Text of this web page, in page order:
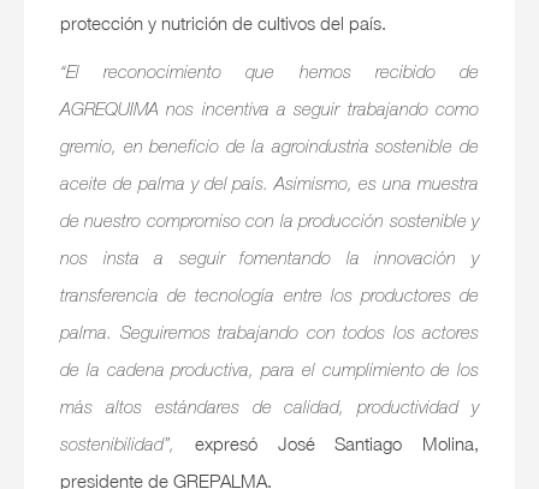
protección y nutrición de cultivos del país.
“El reconocimiento que hemos recibido de
AGREQUIMA nos incentiva a seguir trabajando como
gremio, en beneficio de la agroindustria sostenible de
aceite de palma y del país. Asimismo, es una muestra
de nuestro compromiso con la producción sostenible y
nos insta a seguir fomentando la innovación y
transferencia de tecnología entre los productores de
palma. Seguiremos trabajando con todos los actores
de la cadena productiva, para el cumplimiento de los
más altos estándares de calidad, productividad y
sostenibilidad”, expresó José Santiago Molina,
presidente de GREPALMA.